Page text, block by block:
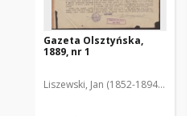
Gazeta Olsztyńska,
1889, nr 1
Liszewski, Jan (1852-1894). Red.